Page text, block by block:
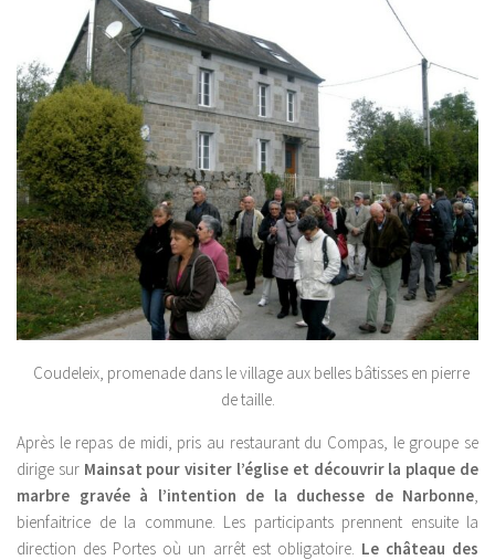
Coudeleix, promenade dans le village aux belles bâtisses en pierre
de taille.
Après le repas de midi, pris au restaurant du Compas, le groupe se
dirige sur Mainsat pour visiter l’église et découvrir la plaque de
marbre gravée à l’intention de la duchesse de Narbonne
bienfaitrice de la commune. Les participants prennent ensuite la
direction des Portes où un arrêt est obligatoire. Le château des